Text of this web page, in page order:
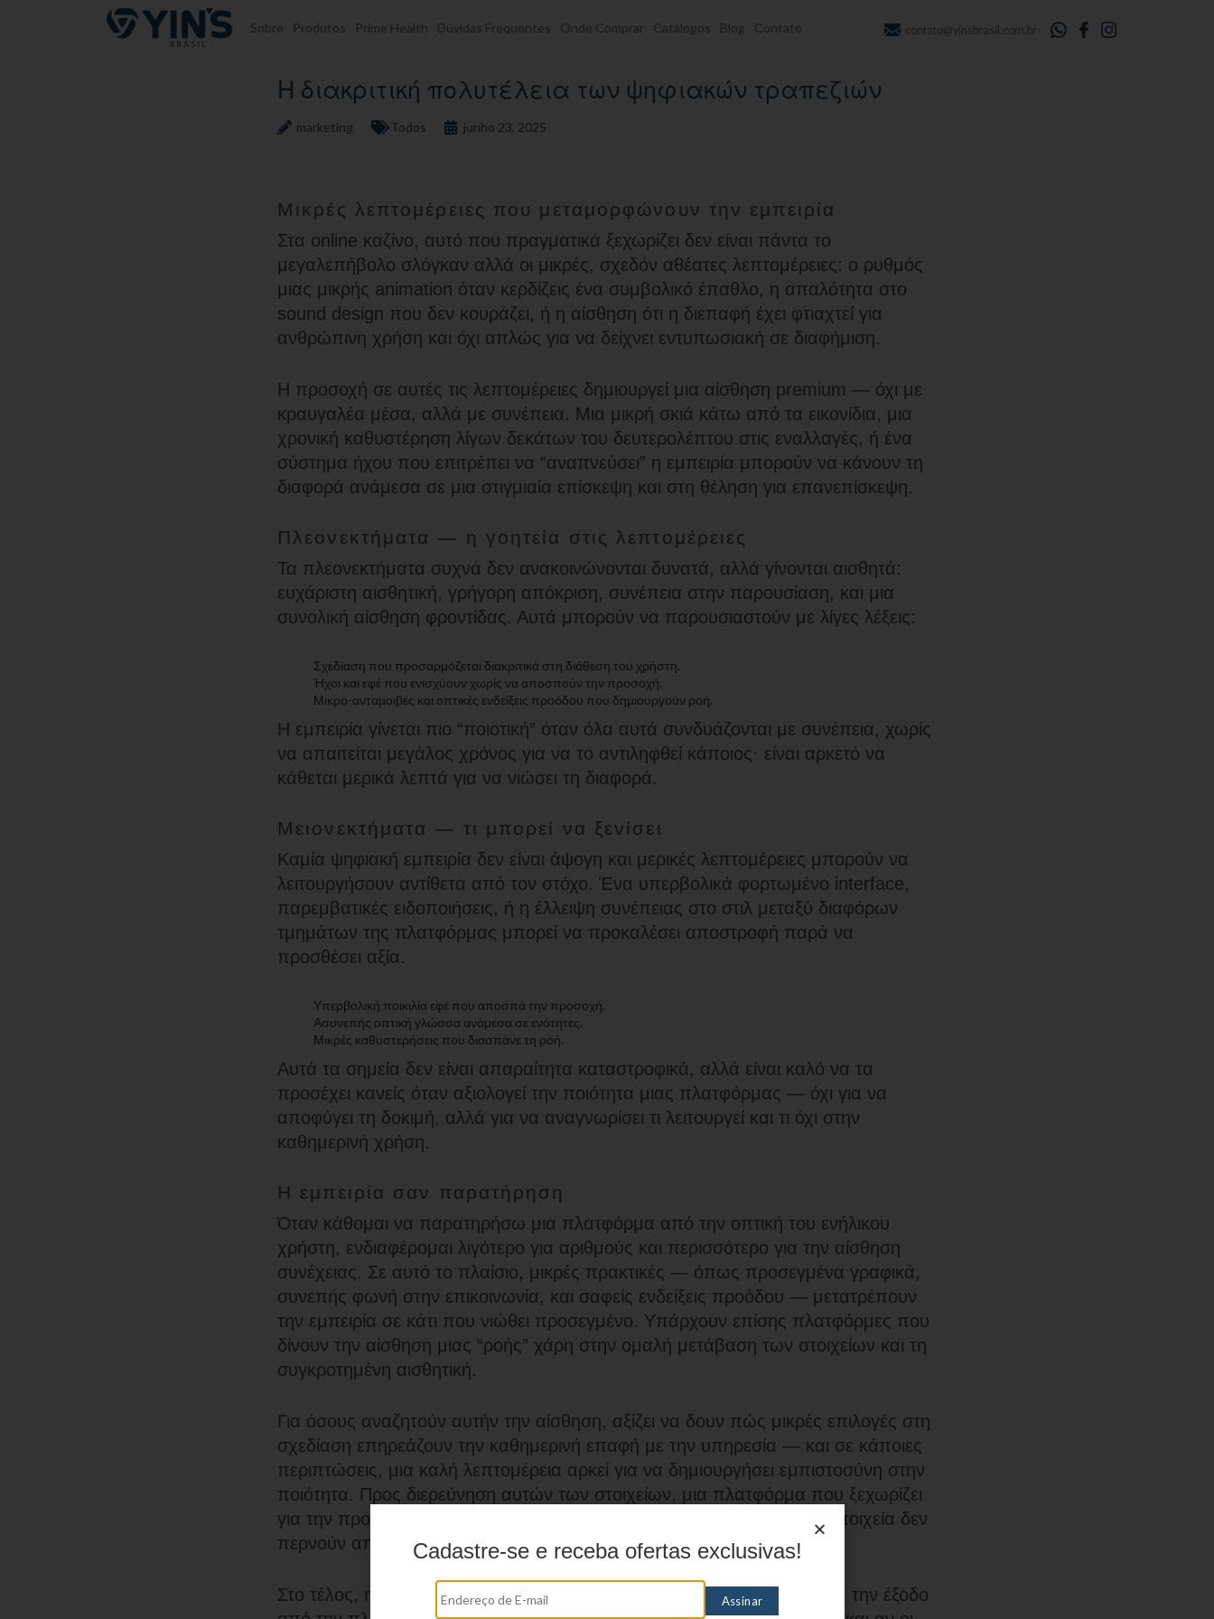
Pular para o conteúdo Sobre Produtos Prime Health Dúvidas Frequentes Onde Comprar Catálogos Blog Contato contato@yinsbrasil.com.br
Η διακριτική πολυτέλεια των ψηφιακών τραπεζιών
marketing Todos junho 23, 2025
Μικρές λεπτομέρειες που μεταμορφώνουν την εμπειρία
Στα online καζίνο, αυτό που πραγματικά ξεχωρίζει δεν είναι πάντα το
μεγαλεπήβολο σλόγκαν αλλά οι μικρές, σχεδόν αθέατες λεπτομέρειες: ο ρυθμός
μιας μικρής animation όταν κερδίζεις ένα συμβολικό έπαθλο, η απαλότητα στο
sound design που δεν κουράζει, ή η αίσθηση ότι η διεπαφή έχει φτιαχτεί για
ανθρώπινη χρήση και όχι απλώς για να δείχνει εντυπωσιακή σε διαφήμιση.
Η προσοχή σε αυτές τις λεπτομέρειες δημιουργεί μια αίσθηση premium — όχι με
κραυγαλέα μέσα, αλλά με συνέπεια. Μια μικρή σκιά κάτω από τα εικονίδια, μια
χρονική καθυστέρηση λίγων δεκάτων του δευτερολέπτου στις εναλλαγές, ή ένα
σύστημα ήχου που επιτρέπει να “αναπνεύσει” η εμπειρία μπορούν να κάνουν τη
διαφορά ανάμεσα σε μια στιγμιαία επίσκεψη και στη θέληση για επανεπίσκεψη.
Πλεονεκτήματα — η γοητεία στις λεπτομέρειες
Τα πλεονεκτήματα συχνά δεν ανακοινώνονται δυνατά, αλλά γίνονται αισθητά:
ευχάριστη αισθητική, γρήγορη απόκριση, συνέπεια στην παρουσίαση, και μια
συνολική αίσθηση φροντίδας. Αυτά μπορούν να παρουσιαστούν με λίγες λέξεις:
Σχεδίαση που προσαρμόζεται διακριτικά στη διάθεση του χρήστη.
Ήχοι και εφέ που ενισχύουν χωρίς να αποσπούν την προσοχή.
Μικρο-ανταμοιβές και οπτικές ενδείξεις προόδου που δημιουργούν ροή.
Η εμπειρία γίνεται πιο “ποιοτική” όταν όλα αυτά συνδυάζονται με συνέπεια, χωρίς
να απαιτείται μεγάλος χρόνος για να το αντιληφθεί κάποιος· είναι αρκετό να
κάθεται μερικά λεπτά για να νιώσει τη διαφορά.
Μειονεκτήματα — τι μπορεί να ξενίσει
Καμία ψηφιακή εμπειρία δεν είναι άψογη και μερικές λεπτομέρειες μπορούν να
λειτουργήσουν αντίθετα από τον στόχο. Ένα υπερβολικά φορτωμένο interface,
παρεμβατικές ειδοποιήσεις, ή η έλλειψη συνέπειας στο στιλ μεταξύ διαφόρων
τμημάτων της πλατφόρμας μπορεί να προκαλέσει αποστροφή παρά να
προσθέσει αξία.
Υπερβολική ποικιλία εφέ που αποσπά την προσοχή.
Ασυνεπής οπτική γλώσσα ανάμεσα σε ενότητες.
Μικρές καθυστερήσεις που διασπάνε τη ροή.
Αυτά τα σημεία δεν είναι απαραίτητα καταστροφικά, αλλά είναι καλό να τα
προσέχει κανείς όταν αξιολογεί την ποιότητα μιας πλατφόρμας — όχι για να
αποφύγει τη δοκιμή, αλλά για να αναγνωρίσει τι λειτουργεί και τι όχι στην
καθημερινή χρήση.
Η εμπειρία σαν παρατήρηση
Όταν κάθομαι να παρατηρήσω μια πλατφόρμα από την οπτική του ενήλικου
χρήστη, ενδιαφέρομαι λιγότερο για αριθμούς και περισσότερο για την αίσθηση
συνέχειας. Σε αυτό το πλαίσιο, μικρές πρακτικές — όπως προσεγμένα γραφικά,
συνεπής φωνή στην επικοινωνία, και σαφείς ενδείξεις προόδου — μετατρέπουν
την εμπειρία σε κάτι που νιώθει προσεγμένο. Υπάρχουν επίσης πλατφόρμες που
δίνουν την αίσθηση μιας “ροής” χάρη στην ομαλή μετάβαση των στοιχείων και τη
συγκροτημένη αισθητική.
Για όσους αναζητούν αυτήν την αίσθηση, αξίζει να δουν πώς μικρές επιλογές στη
σχεδίαση επηρεάζουν την καθημερινή επαφή με την υπηρεσία — και σε κάποιες
περιπτώσεις, μια καλή λεπτομέρεια αρκεί για να δημιουργήσει εμπιστοσύνη στην
ποιότητα. Προς διερεύνηση αυτών των στοιχείων, μια πλατφόρμα που ξεχωρίζει
για την προσοχή στη λεπτομέρεια είναι
, όπου τα μικροστοιχεία δεν
περνούν απαρατήρητα.
Στο τέλος, η αληθινή μέτρηση της αξίας είναι η αίσθηση που μένει μετά την έξοδο
Cadastre-se e receba ofertas exclusivas!